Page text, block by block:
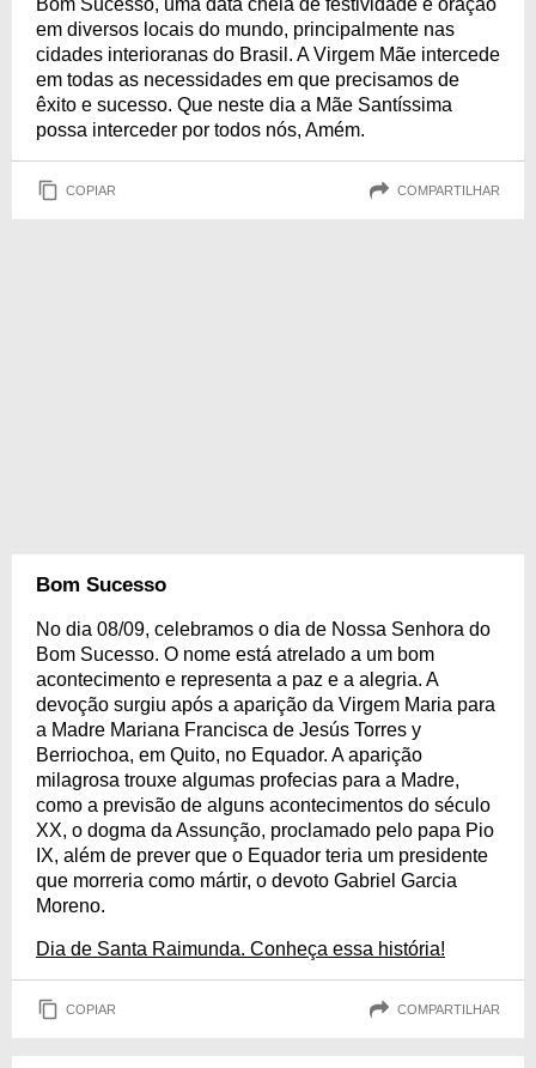
Bom Sucesso, uma data cheia de festividade e oração
em diversos locais do mundo, principalmente nas
cidades interioranas do Brasil. A Virgem Mãe intercede
em todas as necessidades em que precisamos de
êxito e sucesso. Que neste dia a Mãe Santíssima
possa interceder por todos nós, Amém.
COPIAR COMPARTILHAR
Bom Sucesso
No dia 08/09, celebramos o dia de Nossa Senhora do
Bom Sucesso. O nome está atrelado a um bom
acontecimento e representa a paz e a alegria. A
devoção surgiu após a aparição da Virgem Maria para
a Madre Mariana Francisca de Jesús Torres y
Berriochoa, em Quito, no Equador. A aparição
milagrosa trouxe algumas profecias para a Madre,
como a previsão de alguns acontecimentos do século
XX, o dogma da Assunção, proclamado pelo papa Pio
IX, além de prever que o Equador teria um presidente
que morreria como mártir, o devoto Gabriel Garcia
Moreno.
Dia de Santa Raimunda. Conheça essa história!
COPIAR COMPARTILHAR